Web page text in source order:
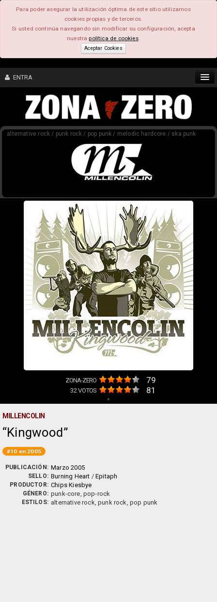
Para poder asegurar la utilización óptima de este sitio utilizamos
cookies propias y de terceros.
Si usted continúa navegando sin modificar su configuración, acepta
nuestrapolítica de cookies.
Aceptar Cookies
ENTRA
CONTENIDO
COMUNIDAD
alternative rock / punk rock / pop punk / melodic hardcore / ska punk
ZONA-ZERO 79
32VOTOS 81
+
MILLENCOLIN
Kingwood
#10 en 2005
PUBLICACIÓN: Marzo 2005
SELLO: Burning Heart /Epitaph
PRODUCTOR: Chips Kiesbye
GÉNERO: punk-core, pop-rock
ESTILOS: alternative rock, punk rock, pop punk